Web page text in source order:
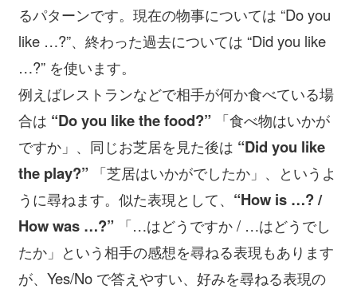
るパターンです。現在の物事については “Do you
like …?”、終わった過去については “Did you like
…?” を使います。
例えばレストランなどで相手が何か食べている場
合は “Do you like the food?” 「食べ物はいかが
ですか」、同じお芝居を見た後は “Did you like
the play?” 「芝居はいかがでしたか」、というよ
うに尋ねます。似た表現として、 “How is …? /
How was …?” 「…はどうですか / …はどうでし
たか」という相手の感想を尋ねる表現もあります
が、Yes/No で答えやすい、好みを尋ねる表現の